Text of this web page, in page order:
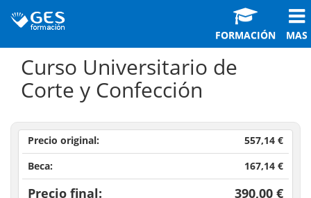
FORMACIÓN MAS
Curso Universitario de
Corte y Confección
Precio original:
557,14 €
Beca:
167,14 €
Precio final: 390,00 €